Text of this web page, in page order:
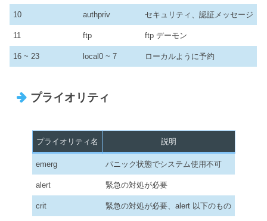
10 authpriv セキュリティ、認証メッセージ
11 ftp ftp デーモン
16 ~ 23 local0 ~ 7 ローカルように予約
プライオリティ
プライオリティ名 説明
emerg パニック状態でシステム使用不可
alert 緊急の対処が必要
crit 緊急の対処が必要、alert 以下のもの